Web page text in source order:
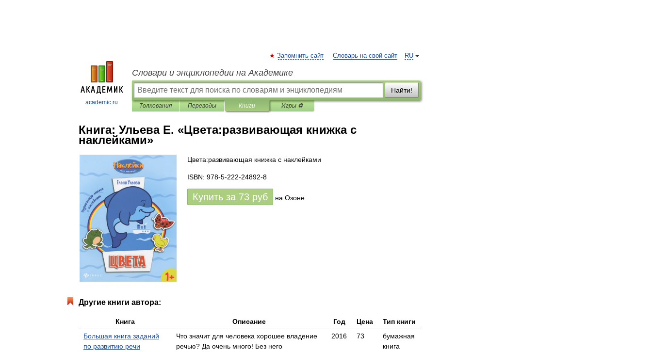
academic.ru
RU
Запомнить сайт Словарь на свой сайт
Словари и энциклопедии на Академике
Найти!
Толкования Переводы Книги Игры ⚽
Книга: Ульева Е. «Цвета:развивающая книжка с
наклейками»
Цвета:развивающая книжка с наклейками
ISBN: 978-5-222-24892-8
Купить за 73 руб на Озоне
Другие книги автора:
Книга Описание Год Цена
Тип книги
Большая книга заданий
по развитию речи
Что значит для человека хорошее владение
речью? Да очень много! Без него
2016 73
бумажная
книга